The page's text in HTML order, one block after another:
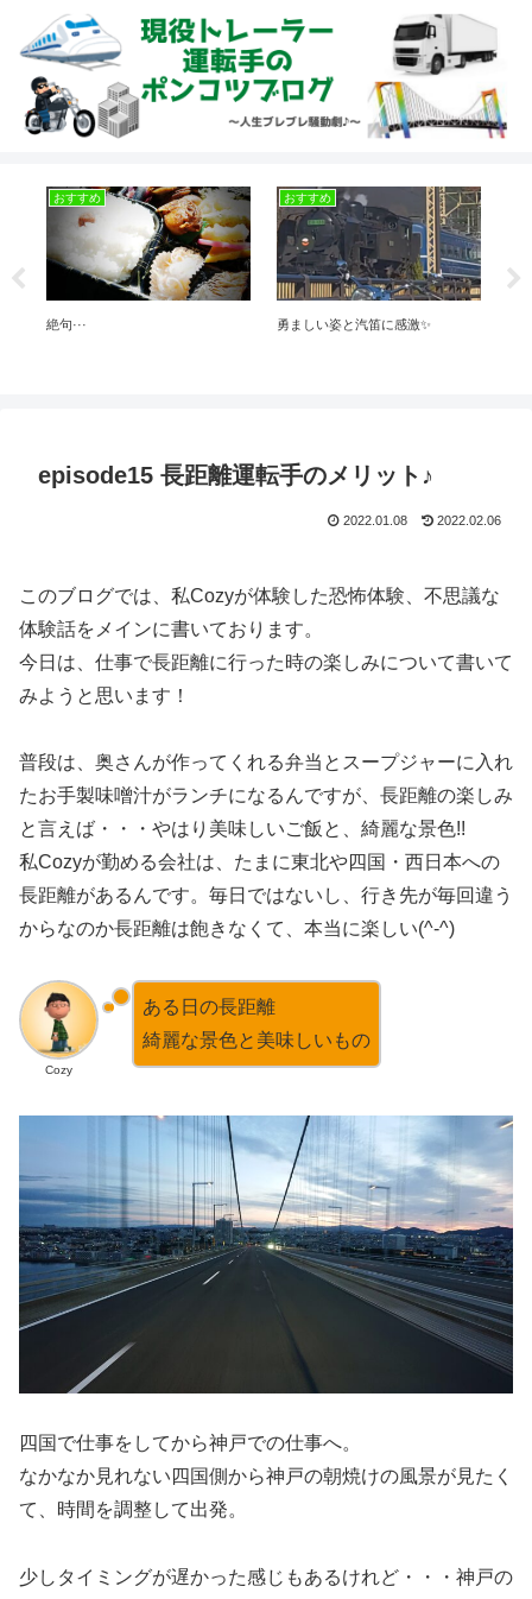
おすすめ
絶句···
おすすめ
勇ましい姿と汽笛に感激✨
episode15 長距離運転手のメリット♪
2022.01.08 2022.02.06
このブログでは、私Cozyが体験した恐怖体験、不思議な
体験話をメインに書いております。
今日は、仕事で長距離に行った時の楽しみについて書いて
みようと思います！
普段は、奥さんが作ってくれる弁当とスープジャーに入れ
たお手製味噌汁がランチになるんですが、長距離の楽しみ
と言えば・・・やはり美味しいご飯と、綺麗な景色!!
私Cozyが勤める会社は、たまに東北や四国・西日本への
長距離があるんです。毎日ではないし、行き先が毎回違う
からなのか長距離は飽きなくて、本当に楽しい(^-^)
Cozy
ある日の長距離
綺麗な景色と美味しいもの
四国で仕事をしてから神戸での仕事へ。
なかなか見れない四国側から神戸の朝焼けの風景が見たく
て、時間を調整して出発。
少しタイミングが遅かった感じもあるけれど・・・神戸の